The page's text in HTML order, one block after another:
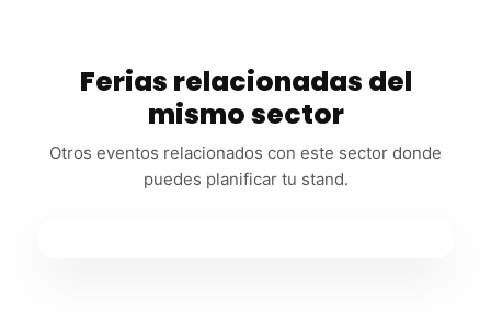
Ferias relacionadas del
mismo sector
Otros eventos relacionados con este sector donde
puedes planificar tu stand.